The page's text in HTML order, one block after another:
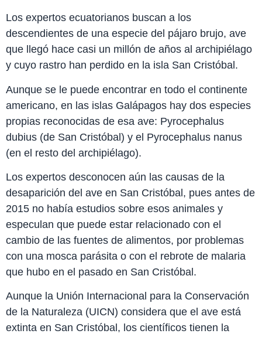
Los expertos ecuatorianos buscan a los
descendientes de una especie del pájaro brujo, ave
que llegó hace casi un millón de años al archipiélago
y cuyo rastro han perdido en la isla San Cristóbal.
Aunque se le puede encontrar en todo el continente
americano, en las islas Galápagos hay dos especies
propias reconocidas de esa ave: Pyrocephalus
dubius (de San Cristóbal) y el Pyrocephalus nanus
(en el resto del archipiélago).
Los expertos desconocen aún las causas de la
desaparición del ave en San Cristóbal, pues antes de
2015 no había estudios sobre esos animales y
especulan que puede estar relacionado con el
cambio de las fuentes de alimentos, por problemas
con una mosca parásita o con el rebrote de malaria
que hubo en el pasado en San Cristóbal.
Aunque la Unión Internacional para la Conservación
de la Naturaleza (UICN) considera que el ave está
extinta en San Cristóbal, los científicos tienen la